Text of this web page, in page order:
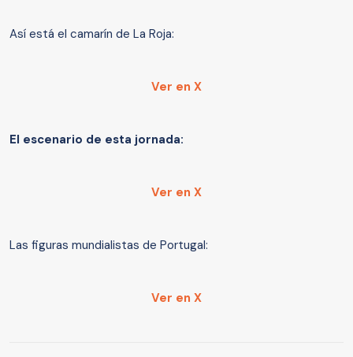
Así está el camarín de La Roja:
Ver en X
El escenario de esta jornada:
Ver en X
Las figuras mundialistas de Portugal:
Ver en X